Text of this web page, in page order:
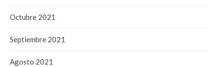
Octubre 2021
Septiembre 2021
Agosto 2021